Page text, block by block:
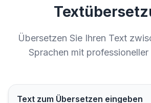
Übersetzen Sie Ihren Text
Sprachen mit professioneller
Text zum Übersetzen eingeben